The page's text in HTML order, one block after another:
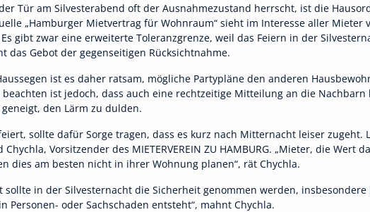
Tür am Silvesterabend oft der Ausnahmezustand herrscht, ist die
„Hamburger Mietvertrag für Wohnraum“ sieht im Interesse aller Mieter
gibt zwar eine erweiterte Toleranzgrenze, weil das Feiern in der
das Gebot der gegenseitigen Rücksichtnahme.
ist es daher ratsam, mögliche Partypläne den anderen
ist jedoch, dass auch eine rechtzeitige Mitteilung an die
den Lärm zu dulden.
sollte dafür Sorge tragen, dass es kurz nach Mitternacht leiser
Vorsitzender des MIETERVEREIN ZU HAMBURG. „Mieter, die
dies am besten nicht in ihrer Wohnung planen“, rät Chychla.
sollte in der Silvesternacht die Sicherheit genommen werden,
Personen- oder Sachschaden entsteht“, mahnt Chychla.